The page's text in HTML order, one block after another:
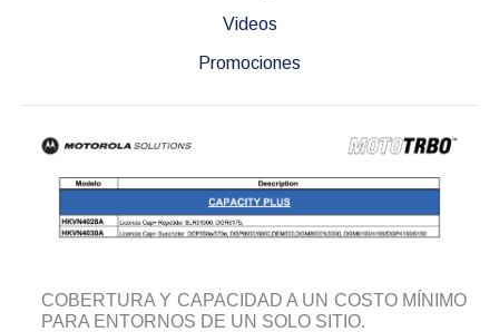
Videos
Promociones
COBERTURA Y CAPACIDAD A UN COSTO MÍNIMO
PARA ENTORNOS DE UN SOLO SITIO.